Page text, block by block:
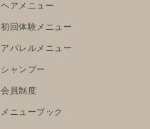
ヘアメニュー
初回体験メニュー
アパレルメニュー
シャンプー
会員制度
メニューブック